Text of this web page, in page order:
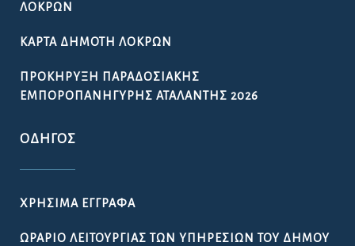
ΛΟΚΡΏΝ
ΚΆΡΤΑ ΔΗΜΌΤΗ ΛΟΚΡΏΝ
ΠΡΟΚΉΡΥΞΗ ΠΑΡΑΔΟΣΙΑΚΉΣ
ΕΜΠΟΡΟΠΑΝΉΓΥΡΗΣ ΑΤΑΛΆΝΤΗΣ 2026
ΟΔΗΓΌΣ
ΧΡΉΣΙΜΑ ΈΓΓΡΑΦΑ
ΩΡΆΡΙΟ ΛΕΙΤΟΥΡΓΊΑΣ ΤΩΝ ΥΠΗΡΕΣΙΏΝ ΤΟΥ ΔΉΜΟΥ